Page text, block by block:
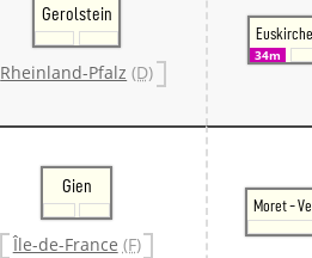
Weitere
Polen
Gerolstein
Rheinland-Pfalz (D)
34m
Gien
Île-de-France (F)
Moret -